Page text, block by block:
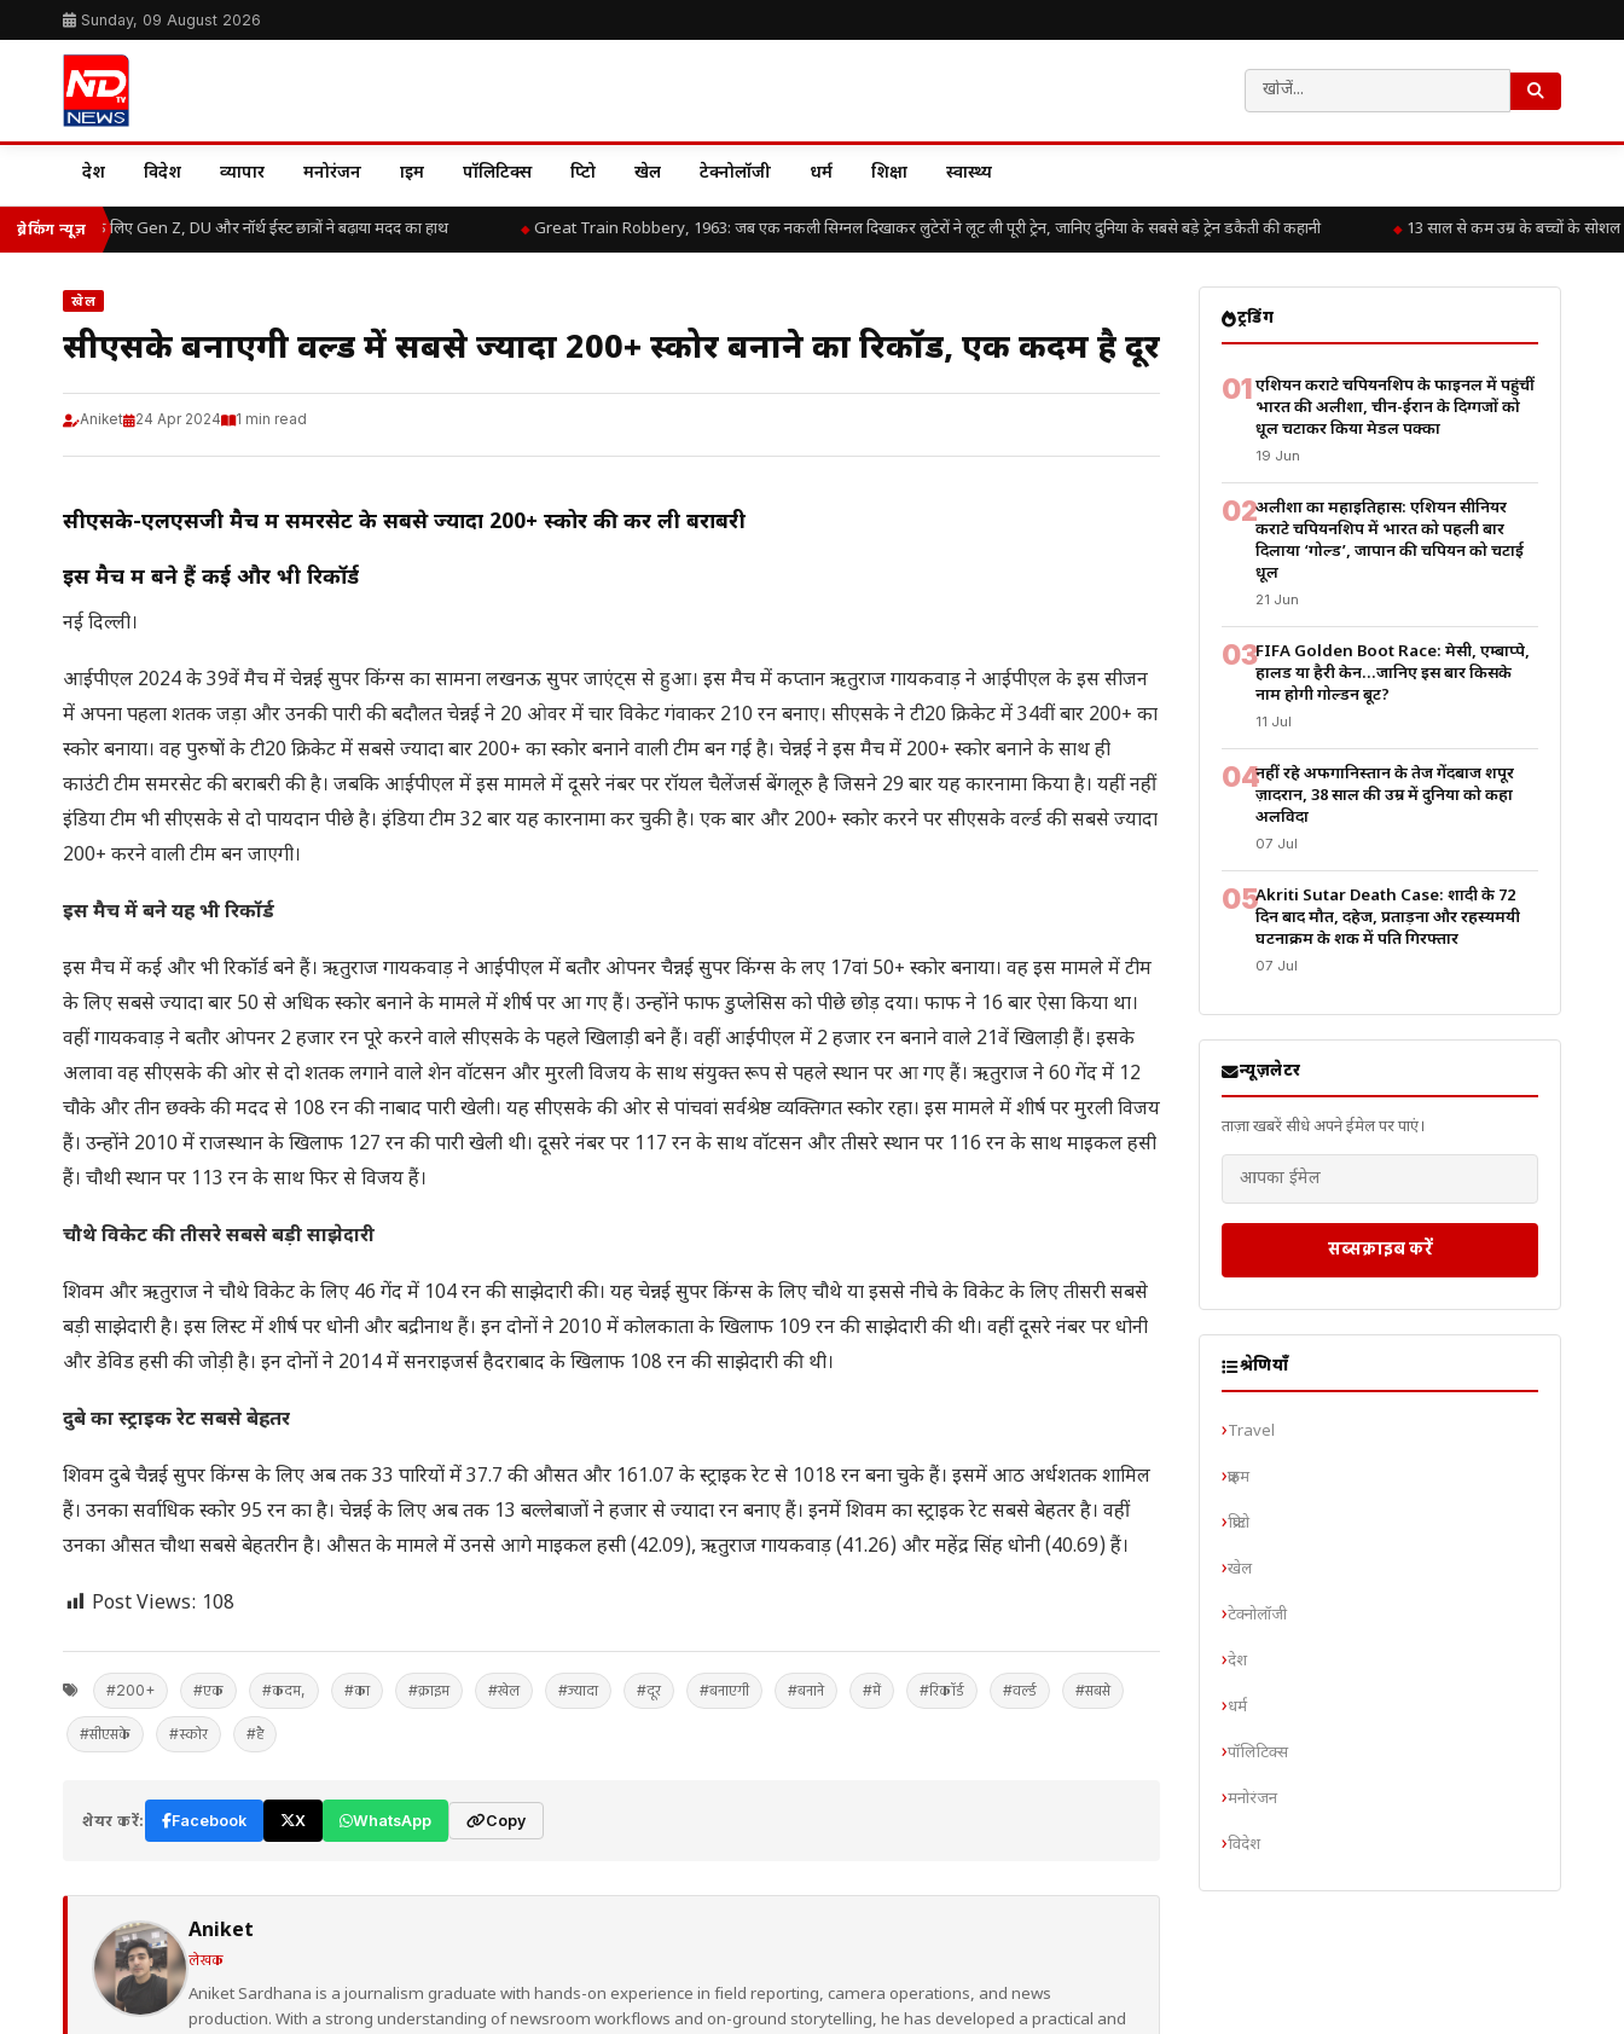
Sunday, 09 August 2026
देश विदेश व्यापार मनोरंजन क्राइम पॉलिटिक्स क्रिप्टो खेल टेक्नोलॉजी धर्म शिक्षा स्वास्थ्य
ब्रेकिंग न्यूज़
बाढ़ राहत के लिए Gen Z, DU और नॉर्थ ईस्ट छात्रों ने बढ़ाया मदद का हाथ Great Train Robbery, 1963: जब एक नकली सिग्नल दिखाकर लुटेरों ने लूट ली पूरी ट्रेन, जानिए दुनिया के सबसे बड़े ट्रेन डकैती की कहानी 13 साल से कम उम्र के बच्चों के सोशल
खेल
सीएसके बनाएगी वर्ल्ड में सबसे ज्यादा 200+ स्कोर बनाने का रिकॉर्ड, एक कदम है दूर
Aniket 24 Apr 2024 1 min read
सीएसके-एलएसजी मैच में समरसेट के सबसे ज्यादा 200+ स्कोर की कर ली बराबरी
इस मैच में बने हैं कई और भी रिकॉर्ड
नई दिल्ली।
आईपीएल 2024 के 39वें मैच में चेन्नई सुपर किंग्स का सामना लखनऊ सुपर जाएंट्स से हुआ। इस मैच में कप्तान ऋतुराज गायकवाड़ ने आईपीएल के इस सीजन
में अपना पहला शतक जड़ा और उनकी पारी की बदौलत चेन्नई ने 20 ओवर में चार विकेट गंवाकर 210 रन बनाए। सीएसके ने टी20 क्रिकेट में 34वीं बार 200+ का
स्कोर बनाया। वह पुरुषों के टी20 क्रिकेट में सबसे ज्यादा बार 200+ का स्कोर बनाने वाली टीम बन गई है। चेन्नई ने इस मैच में 200+ स्कोर बनाने के साथ ही
काउंटी टीम समरसेट की बराबरी की है। जबकि आईपीएल में इस मामले में दूसरे नंबर पर रॉयल चैलेंजर्स बेंगलूरु है जिसने 29 बार यह कारनामा किया है। यहीं नहीं
इंडिया टीम भी सीएसके से दो पायदान पीछे है। इंडिया टीम 32 बार यह कारनामा कर चुकी है। एक बार और 200+ स्कोर करने पर सीएसके वर्ल्ड की सबसे ज्यादा
200+ करने वाली टीम बन जाएगी।
इस मैच में बने यह भी रिकॉर्ड
इस मैच में कई और भी रिकॉर्ड बने हैं। ऋतुराज गायकवाड़ ने आईपीएल में बतौर ओपनर चैन्नई सुपर किंग्स के लए 17वां 50+ स्कोर बनाया। वह इस मामले में टीम
के लिए सबसे ज्यादा बार 50 से अधिक स्कोर बनाने के मामले में शीर्ष पर आ गए हैं। उन्होंने फाफ डुप्लेसिस को पीछे छोड़ दया। फाफ ने 16 बार ऐसा किया था।
वहीं गायकवाड़ ने बतौर ओपनर 2 हजार रन पूरे करने वाले सीएसके के पहले खिलाड़ी बने हैं। वहीं आईपीएल में 2 हजार रन बनाने वाले 21वें खिलाड़ी हैं। इसके
अलावा वह सीएसके की ओर से दो शतक लगाने वाले शेन वॉटसन और मुरली विजय के साथ संयुक्त रूप से पहले स्थान पर आ गए हैं। ऋतुराज ने 60 गेंद में 12
चौके और तीन छक्के की मदद से 108 रन की नाबाद पारी खेली। यह सीएसके की ओर से पांचवां सर्वश्रेष्ठ व्यक्तिगत स्कोर रहा। इस मामले में शीर्ष पर मुरली विजय
हैं। उन्होंने 2010 में राजस्थान के खिलाफ 127 रन की पारी खेली थी। दूसरे नंबर पर 117 रन के साथ वॉटसन और तीसरे स्थान पर 116 रन के साथ माइकल हसी
हैं। चौथी स्थान पर 113 रन के साथ फिर से विजय हैं।
चौथे विकेट की तीसरे सबसे बड़ी साझेदारी
शिवम और ऋतुराज ने चौथे विकेट के लिए 46 गेंद में 104 रन की साझेदारी की। यह चेन्नई सुपर किंग्स के लिए चौथे या इससे नीचे के विकेट के लिए तीसरी सबसे
बड़ी साझेदारी है। इस लिस्ट में शीर्ष पर धोनी और बद्रीनाथ हैं। इन दोनों ने 2010 में कोलकाता के खिलाफ 109 रन की साझेदारी की थी। वहीं दूसरे नंबर पर धोनी
और डेविड हसी की जोड़ी है। इन दोनों ने 2014 में सनराइजर्स हैदराबाद के खिलाफ 108 रन की साझेदारी की थी।
दुबे का स्ट्राइक रेट सबसे बेहतर
शिवम दुबे चैन्नई सुपर किंग्स के लिए अब तक 33 पारियों में 37.7 की औसत और 161.07 के स्ट्राइक रेट से 1018 रन बना चुके हैं। इसमें आठ अर्धशतक शामिल
हैं। उनका सर्वाधिक स्कोर 95 रन का है। चेन्नई के लिए अब तक 13 बल्लेबाजों ने हजार से ज्यादा रन बनाए हैं। इनमें शिवम का स्ट्राइक रेट सबसे बेहतर है। वहीं
उनका औसत चौथा सबसे बेहतरीन है। औसत के मामले में उनसे आगे माइकल हसी (42.09), ऋतुराज गायकवाड़ (41.26) और महेंद्र सिंह धोनी (40.69) हैं।
Post Views: 108
#200+ #एक #कदम, #का #क्राइम #खेल #ज्यादा #दूर #बनाएगी #बनाने #में #रिकॉर्ड #वर्ल्ड #सबसे
#सीएसके #स्कोर #है
शेयर करें: Facebook X WhatsApp Copy
Aniket
लेखक
Aniket Sardhana is a journalism graduate with hands-on experience in field reporting, camera operations, and news
production. With a strong understanding of newsroom workflows and on-ground storytelling, he has developed a practical and
ट्रेंडिंग
01एशियन कराटे चैंपियनशिप के फाइनल में पहुंचीं
भारत की अलीशा, चीन-ईरान के दिग्गजों को
धूल चटाकर किया मेडल पक्का
19 Jun
02अलीशा का महाइतिहास: एशियन सीनियर
कराटे चैंपियनशिप में भारत को पहली बार
दिलाया ‘गोल्ड’, जापान की चैंपियन को चटाई
धूल
21 Jun
03FIFA Golden Boot Race: मेसी, एम्बाप्पे,
हालैंड या हैरी केन…जानिए इस बार किसके
नाम होगी गोल्डन बूट?
11 Jul
04नहीं रहे अफगानिस्तान के तेज गेंदबाज शपूर
ज़ादरान, 38 साल की उम्र में दुनिया को कहा
अलविदा
07 Jul
05Akriti Sutar Death Case: शादी के 72
दिन बाद मौत, दहेज, प्रताड़ना और रहस्यमयी
घटनाक्रम के शक में पति गिरफ्तार
07 Jul
न्यूज़लेटर
ताज़ा खबरें सीधे अपने ईमेल पर पाएं।
सब्सक्राइब करें
श्रेणियाँ
Travel
क्राइम
क्रिप्टो
खेल
टेक्नोलॉजी
देश
धर्म
पॉलिटिक्स
मनोरंजन
विदेश